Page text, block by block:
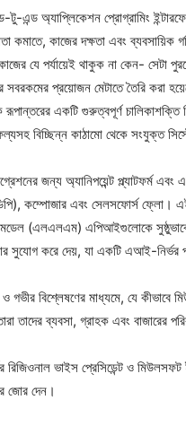
টু-এন্ড অ্যাপ্লিকেশন প্রোগ্রামিং
কমাতে, কাজের দক্ষতা এবং
যে পর্যায়েই থাকুক না কেন- সেটা
প্রয়োজন মেটাতে তৈরি করা
একটি গুরুত্বপূর্ণ
বিচ্ছিন্ন কাঠামো থেকে সংযুক্ত
জন্য অ্যানিপয়েন্ট প্ল্যাটফর্ম
কম্পোজার এবং সেলসফোর্স
মডেল (এলএলএম) এপিআইগুলোকে
সুযোগ করে দেয়, যা একটি এআই-নির্ভর
গভীর বিশ্লেষণের মাধ্যমে, যে কীভাবে
ব্যবসা, গ্রাহক এবং বাজারের
ভাইস প্রেসিডেন্ট ও মিউলসফট
জোর দেন।